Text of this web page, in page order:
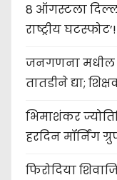
8 ऑगस्टला
राष्ट्रीय घटस्फोट’!
जनगणना मधील
तातडीने द्या;
भिमाशंकर
हरदिन मॉर्निंग
फिरोदिया